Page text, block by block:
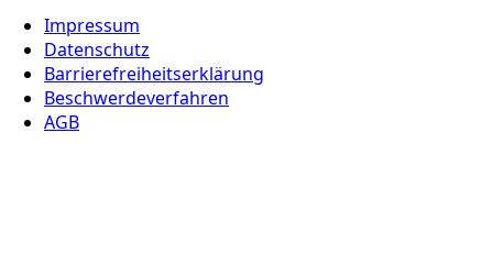
Impressum
Datenschutz
Barrierefreiheitserklärung
Beschwerdeverfahren
AGB